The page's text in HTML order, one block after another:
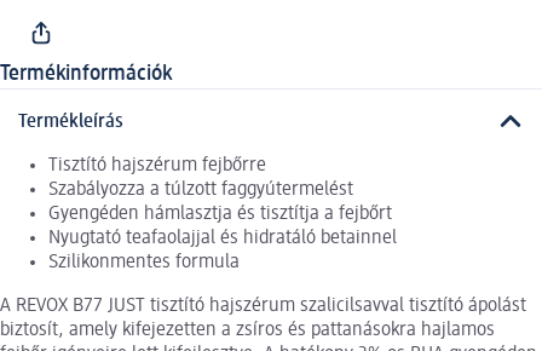
Termékinformációk
Termékleírás
Tisztító hajszérum fejbőrre
Szabályozza a túlzott faggyútermelést
Gyengéden hámlasztja és tisztítja a fejbőrt
Nyugtató teafaolajjal és hidratáló betainnel
Szilikonmentes formula
A REVOX B77 JUST tisztító hajszérum szalicilsavval tisztító ápolást
biztosít, amely kifejezetten a zsíros és pattanásokra hajlamos